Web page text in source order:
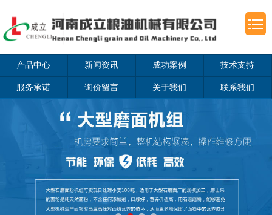
产品中心 新闻资讯 成功案例 技术支持
服务承诺 询价留言 关于我们 联系我们